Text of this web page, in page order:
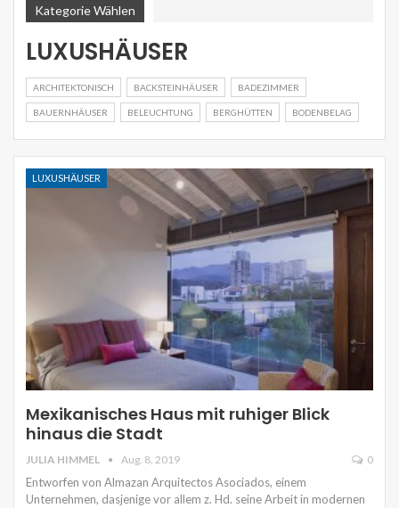
Kategorie Wählen
LUXUSHÄUSER
ARCHITEKTONISCH BACKSTEINHÄUSER BADEZIMMER
BAUERNHÄUSER BELEUCHTUNG BERGHÜTTEN BODENBELAG
LUXUSHÄUSER
Mexikanisches Haus mit ruhiger Blick
hinaus die Stadt
JULIA HIMMEL Aug. 8, 2019 0
Entworfen von Almazan Arquitectos Asociados, einem
Unternehmen, dasjenige vor allem z. Hd. seine Arbeit in modernen